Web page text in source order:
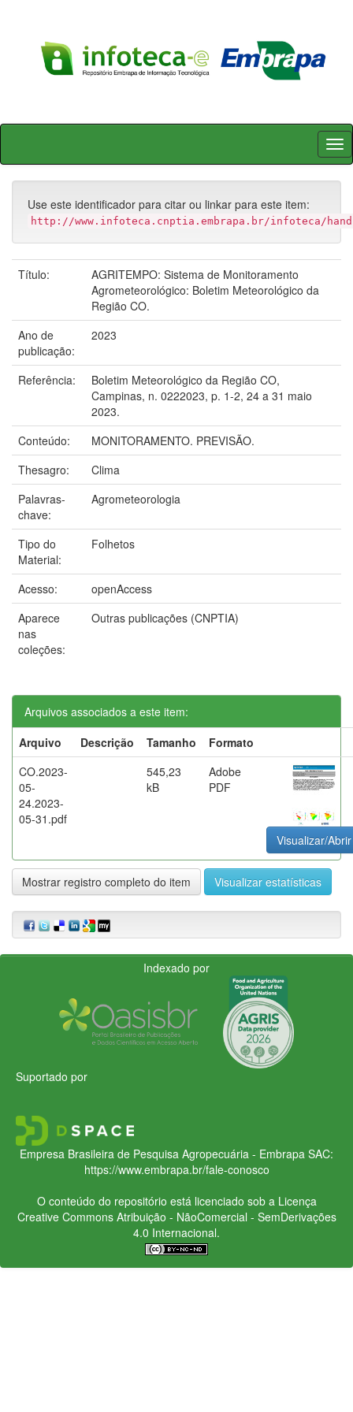
Skip
Use este identificador para citar ou linkar para este item:
http://www.infoteca.cnptia.embrapa.br/infoteca/
Título:
AGRITEMPO: Sistema de Monitoramento
Agrometeorológico: Boletim Meteorológico da
Região CO.
Ano de
publicação:
2023
Referência:
Boletim Meteorológico da Região CO,
Campinas, n. 0222023, p. 1-2, 24 a 31 maio
2023.
Conteúdo:
MONITORAMENTO. PREVISÃO.
Thesagro:
Clima
Palavras-
chave:
Agrometeorologia
Tipo do
Material:
Folhetos
Acesso:
openAccess
Aparece
nas
coleções:
Outras publicações (CNPTIA)
Arquivos associados a este item:
Arquivo
Descrição Tamanho
Formato
CO.2023-
05-
24.2023-
05-31.pdf
545,23
kB
Adobe
PDF
Visualizar/Abrir
Mostrar registro completo do item Visualizar estatísticas
Indexado por
Suportado por
Empresa Brasileira de Pesquisa Agropecuária - Embrapa SAC:
https://www.embrapa.br/fale-conosco
O conteúdo do repositório está licenciado sob a Licença
Creative CommonsAtribuição - NãoComercial - SemDerivações
4.0 Internacional.